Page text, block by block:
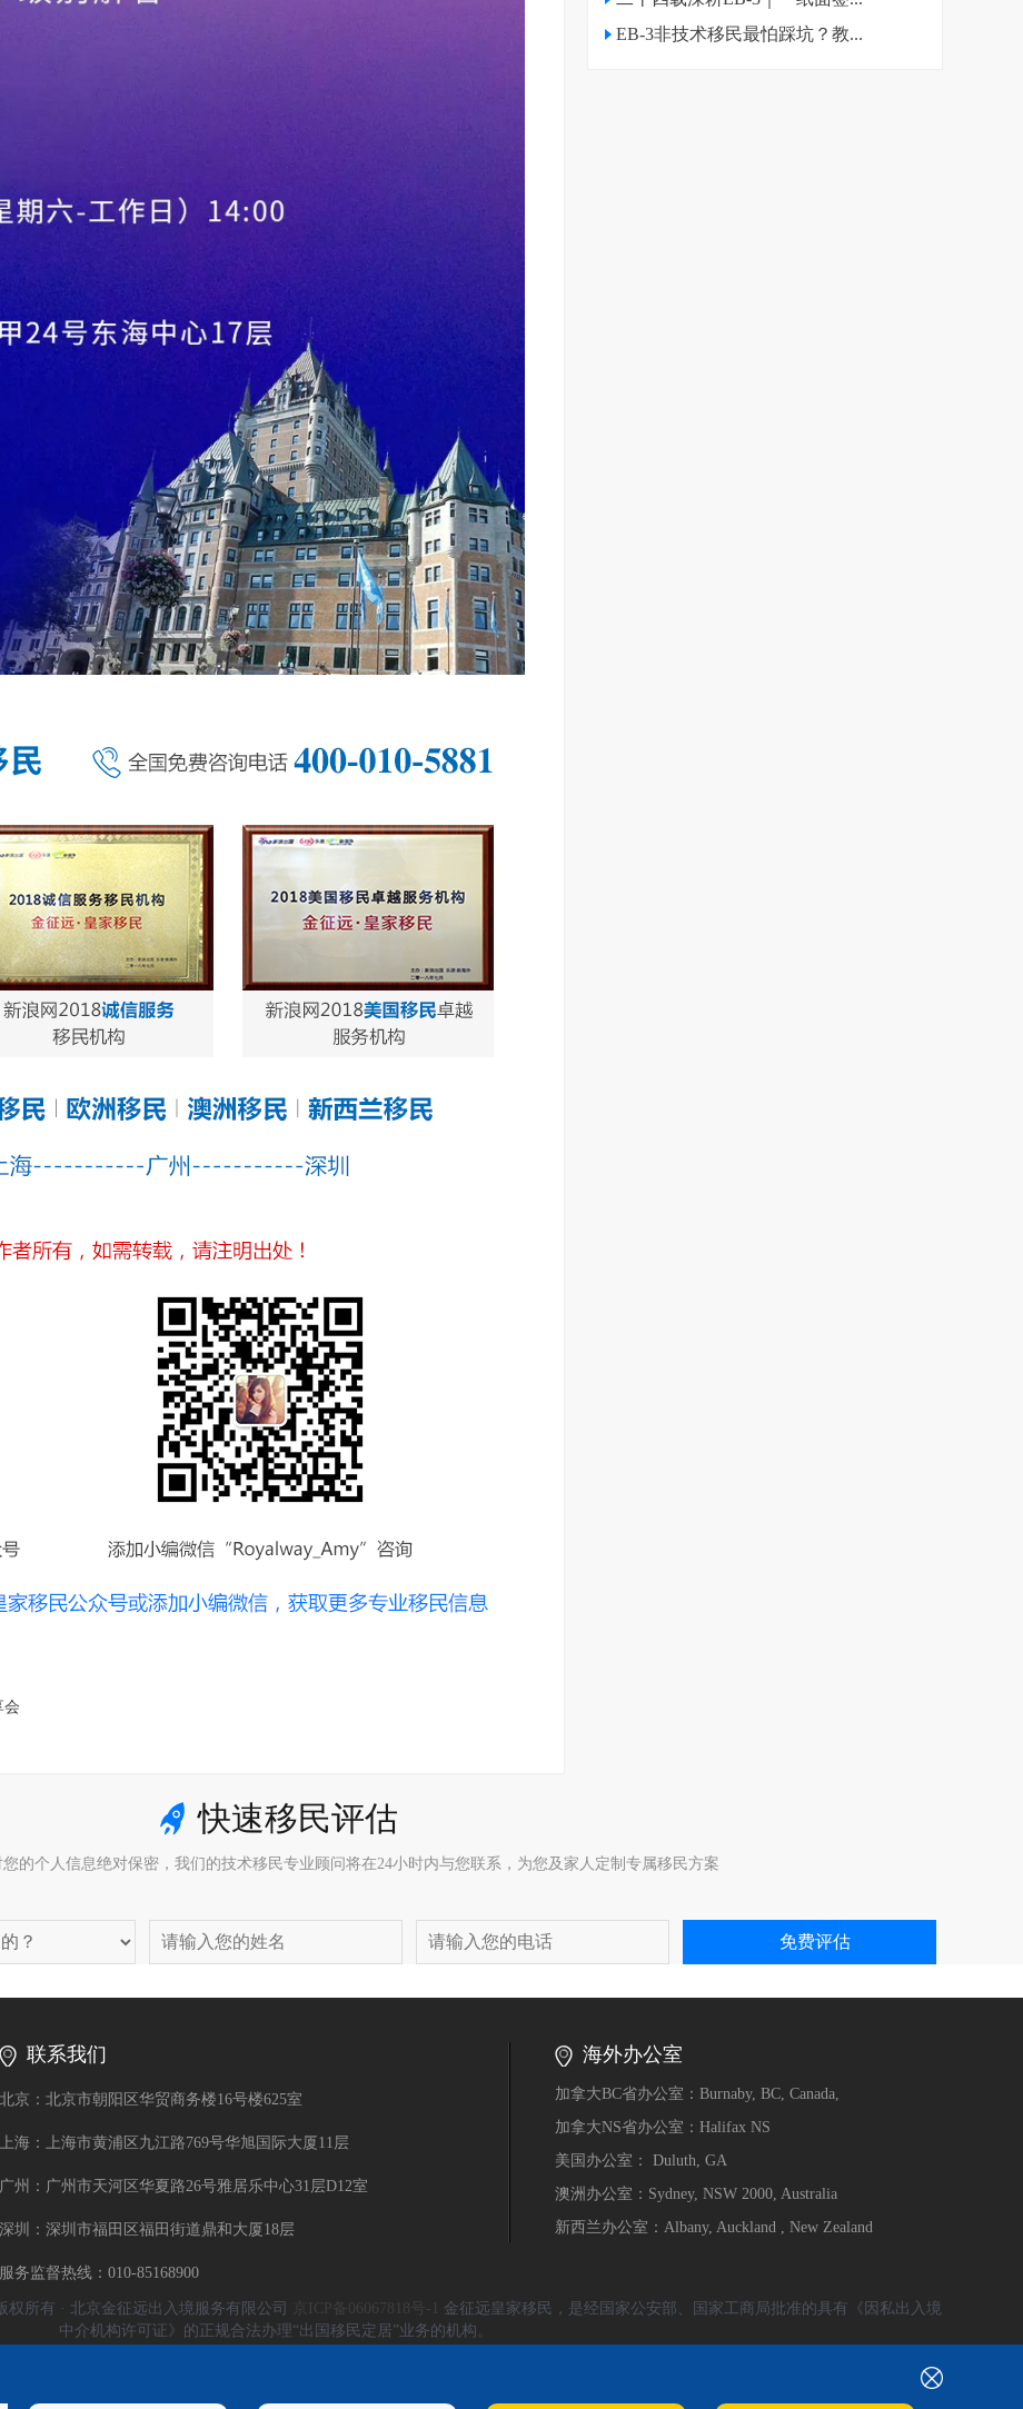
会
EB-3非技术移民最怕踩坑？教...
快速移民评估
的个人信息绝对保密，我们的技术移民专业顾问将在24小时内与您联系，为您及家人定制专属移民方案
联系我们
北京：北京市朝阳区华贸商务楼16号楼625室
上海：上海市黄浦区九江路769号华旭国际大厦11层
广州：广州市天河区华夏路26号雅居乐中心31层D12室
深圳：深圳市福田区福田街道鼎和大厦18层
服务监督热线：010-85168900
海外办公室
加拿大BC省办公室：Burnaby, BC, Canada,
加拿大NS省办公室：Halifax NS
美国办公室： Duluth, GA
澳洲办公室：Sydney, NSW 2000, Australia
新西兰办公室：Albany, Auckland , New Zealand
权所有 · 北京金征远出入境服务有限公司 京ICP备06067818号-1
金征远皇家移民，是经国家公安部、国家工商局批准的具有《因私出入境
中介机构许可证》的正规合法办理“出国移民定居”业务的机构。